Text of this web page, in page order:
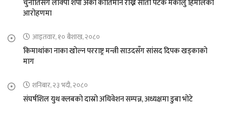
चुनौतिसंगै लाक्पा शेर्पा अर्को कीर्तिमान राख्न सातौ पटक मकालु हिमालको
आरोहणमा
आइतवार, १० बैशाख, २०८०
किमाथांका नाका खोल्न परराष्ट्र मन्त्री साउदसँग सांसद दिपक खड्काको
माग
शनिबार, २३ भदौ, २०८०
संघर्षशिल युथ क्लबको दास्रो अधिवेशन सम्पन्न, अध्यक्षमा डुबा भोटे